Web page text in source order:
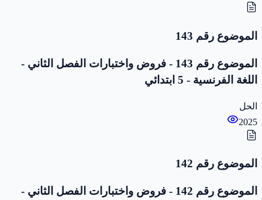
الموضوع رقم 143
الموضوع رقم 143 - فروض واختبارات الفصل الثاني -
اللغة الفرنسية - 5 ابتدائي
الحل
2025
الموضوع رقم 142
الموضوع رقم 142 - فروض واختبارات الفصل الثاني -